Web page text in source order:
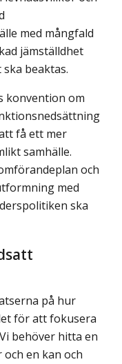
med mångfald
jämställdhet
beaktas.
konvention om
få ett mer
samhälle.
och
med
ska
på hur
för att fokusera
behöver hitta en
en kan och